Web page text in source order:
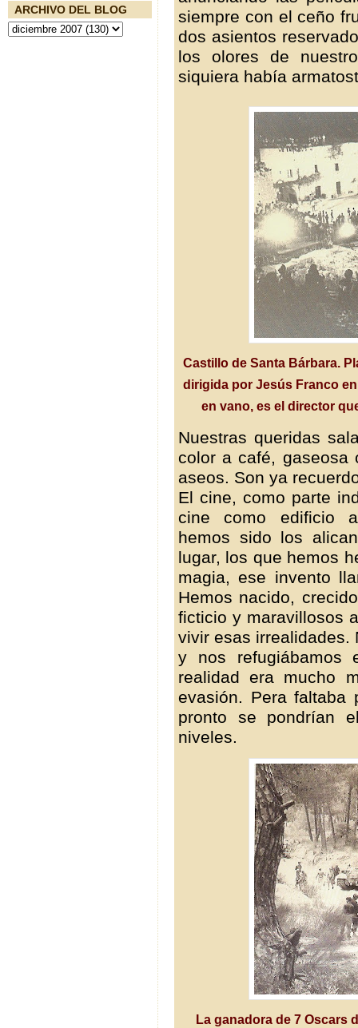
ARCHIVO DEL BLOG
siempre con el ceño
dos asientos
los olores de
siquiera había
Castillo de Santa Bárbara.
dirigida por Jesús Franco
en vano, es el director
Nuestras queridas
color a café, gaseosa
aseos. Son ya
El cine, como parte
cine como edificio
hemos sido los
lugar, los que hemos
magia, ese invento
Hemos nacido,
ficticio y maravillosos
vivir esas irrealidades.
y nos
realidad era mucho
evasión. Pera faltaba
pronto se pondrían
niveles.
La ganadora de 7 Oscars